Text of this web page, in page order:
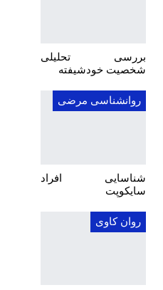
بررسی تحلیلی
شخصیت خودشیفته
روانشناسی مرضی
شناسایی افراد
سایکوپت
روان کاوی